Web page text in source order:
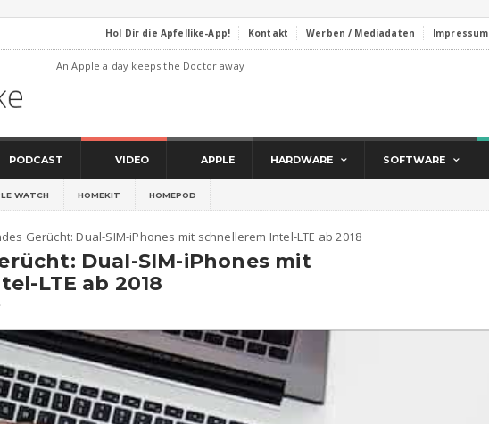
Hol Dir die Apfellike-App! Kontakt Werben / Mediadaten Impressum
An Apple a day keeps the Doctor away
PODCAST VIDEO APPLE HARDWARE SOFTWARE
WATCH HOMEKIT HOMEPOD
Gerücht: Dual-SIM-iPhones mit schnellerem Intel-LTE ab 2018
Dual-SIM-iPhones mit
LTE ab 2018